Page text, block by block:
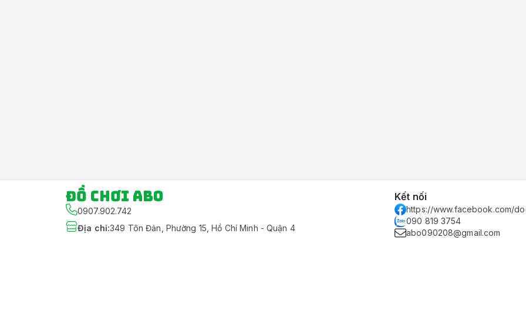
Đồ chơi ABO
0907.902.742
Địa chỉ:349 Tôn Đản, Phường 15, Hồ Chí Minh - Quận 4
Kết nối
https://www.facebook.com/
090 819 3754
abo090208@gmail.com